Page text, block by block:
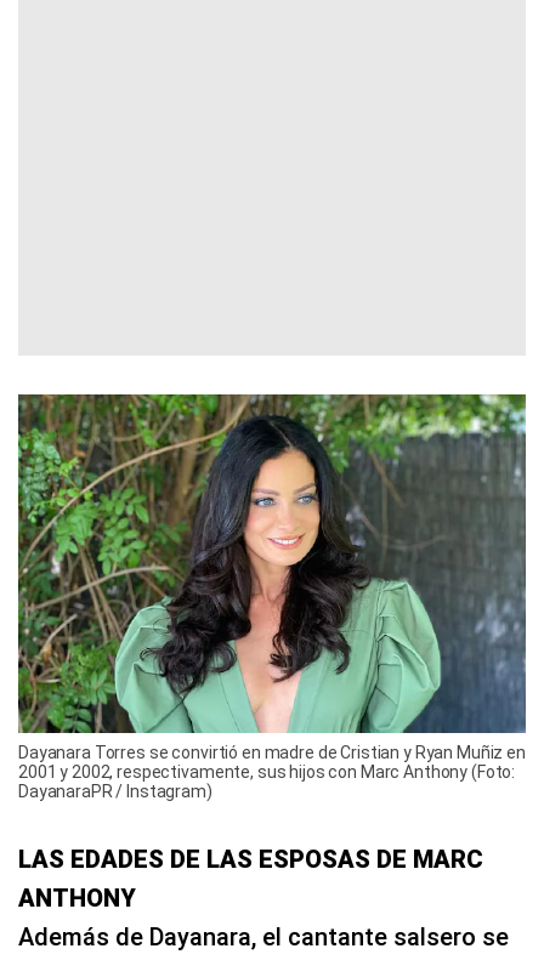
Dayanara Torres se convirtió en madre de Cristian y Ryan Muñiz en
2001 y 2002, respectivamente, sus hijos con Marc Anthony (Foto:
DayanaraPR / Instagram)
LAS EDADES DE LAS ESPOSAS DE MARC
ANTHONY
Además de Dayanara, el cantante salsero se